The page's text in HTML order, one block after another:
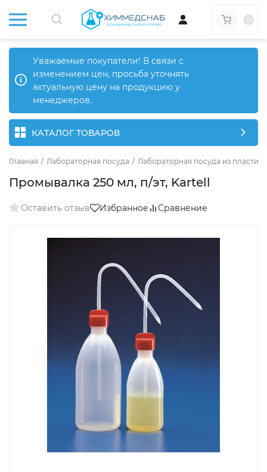
Уважаемые покупатели! В связи с
изменением цен, просьба уточнять
актуальную цену на продукцию у
менеджеров.
КАТАЛОГ ТОВАРОВ
Главная / Лабораторная посуда / Лабораторная посуда из пластика
Промывалка 250 мл, п/эт, Kartell
Оставить отзыв Избранное Сравнение